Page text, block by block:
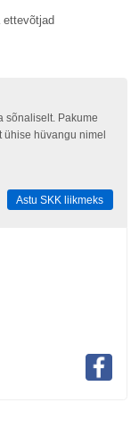
ettevõtjad
sõnaliselt. Pakume
hüvangu nimel
Astu SKK liikmeks